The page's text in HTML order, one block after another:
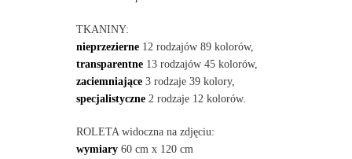
TKANINY:
nieprzezierne12 rodzajów 89 kolorów,
transparentne13 rodzajów 45 kolorów,
zaciemniające3 rodzaje 39 kolory,
specjalistyczne2 rodzaje 12 kolorów.
ROLETA widoczna na zdjęciu:
wymiary60 cm x 120 cm